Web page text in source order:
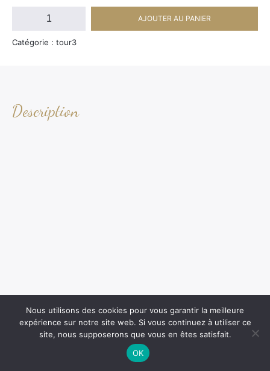
quantité
2026_FSGT_Samedi_tour3_118
AJOUTER AU PANIER
Catégorie : tour3
Description
Nous utilisons des cookies pour vous garantir la meilleure
expérience sur notre site web. Si vous continuez à utiliser ce
site, nous supposerons que vous en êtes satisfait.
OK